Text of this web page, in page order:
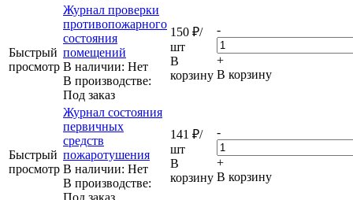
Быстрый
просмотр
Журнал проверки
противопожарного
состояния
помещений
В наличии: Нет
В производстве:
Под заказ
150 ₽/
шт
В
корзину
-
+
В корзину
Быстрый
просмотр
Журнал состояния
первичных
средств
пожаротушения
В наличии: Нет
В производстве:
Под заказ
141 ₽/
шт
В
корзину
-
+
В корзину